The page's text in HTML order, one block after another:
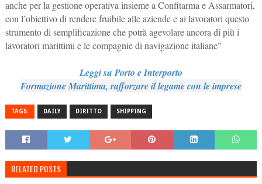
anche per la gestione operativa insieme a Confitarma e Assarmatori,
con l’obiettivo di rendere fruibile alle aziende e ai lavoratori questo
strumento di semplificazione che potrà agevolare ancora di più i
lavoratori marittimi e le compagnie di navigazione italiane”
Leggi su Porto e Interporto
Formazione Marittima, rafforzare il legame con le imprese
TAGS: DAILY DIRITTO SHIPPING
RELATED POSTS